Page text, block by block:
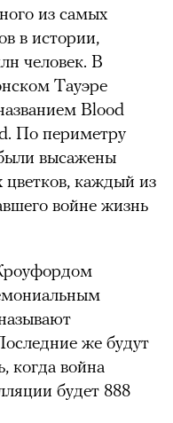
из самых
в истории,
человек. В
Тауэре
Blood
По периметру
высажены
цветков, каждый из
войне жизнь
же будут
когда война
будет 888